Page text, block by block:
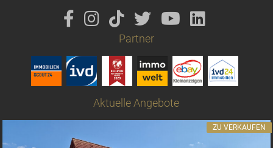
Partner
Aktuelle Angebote
ZU VERKAUFEN